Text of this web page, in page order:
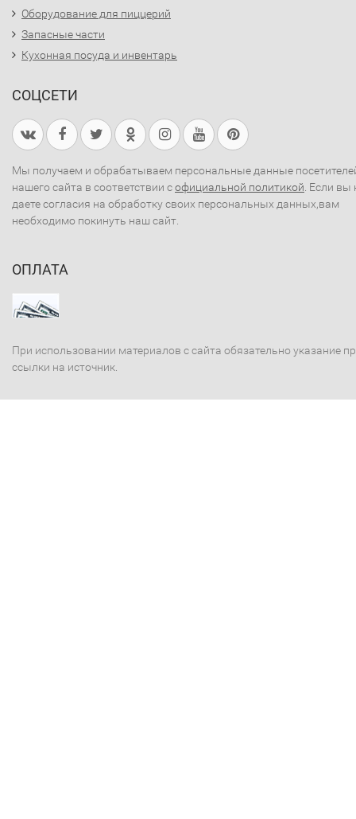
Оборудование для пиццерий
Запасные части
Кухонная посуда и инвентарь
СОЦСЕТИ
Мы получаем и обрабатываем персональные данные
нашего сайта в соответствии софициальной политикой . Если вы
даете согласия на обработку своих персональных данных,вам
необходимо покинуть наш сайт.
ОПЛАТА
При использовании материалов с сайта обязательно указание
ссылки на источник.